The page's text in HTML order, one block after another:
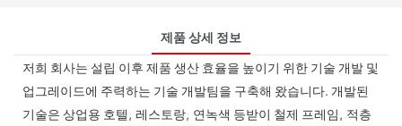
제품 상세 정보
저희 회사는 설립 이후 제품 생산 효율을 높이기 위한 기술 개발 및
업그레이드에 주력하는 기술 개발팀을 구축해 왔습니다. 개발된
기술은 상업용 호텔, 레스토랑, 연녹색 등받이 철제 프레임, 적층